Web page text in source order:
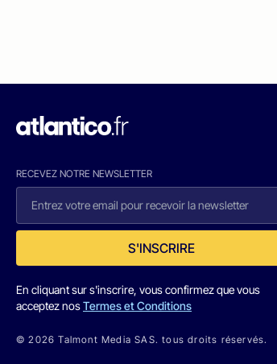
RECEVEZ NOTRE NEWSLETTER
S'INSCRIRE
En cliquant sur s'inscrire, vous confirmez que vous
acceptez nosTermes et Conditions
© 2026 Talmont Media SAS. tous droits réservés.